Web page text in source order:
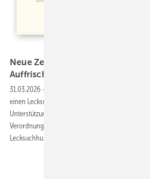
Neue Zertifikate für
Auffrischungsschulung
31.03.2026 -
einen Lecksuchhund und machen sehr gute
Unterstützung. Gibt es nach Inkrafttreten der
Verordnung auch neue Anforderungen an die
Lecksuchhunden?